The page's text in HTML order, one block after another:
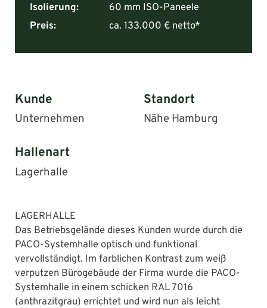
Isolierung:
60 mm ISO-Paneele
Preis:
ca. 133.000 € netto*
Kunde
Unternehmen
Standort
Nähe Hamburg
Hallenart
Lagerhalle
LAGERHALLE
Das Betriebsgelände dieses Kunden wurde durch die
PACO-Systemhalle optisch und funktional
vervollständigt. Im farblichen Kontrast zum weiß
verputzen Bürogebäude der Firma wurde die PACO-
Systemhalle in einem schicken RAL 7016
(anthrazitgrau) errichtet und wird nun als leicht